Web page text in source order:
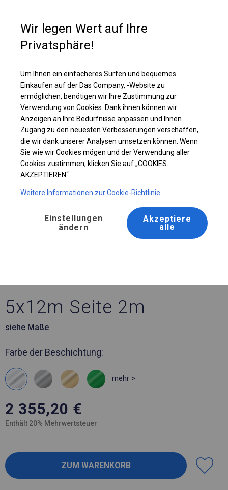
Solides Bankettzelt | 5x12 m
5x12m Seite 2m
siehe Maße
Farbe der Beschichtung:
mehr >
2 355,20 €
Enthält 20% Mehrwertsteuer
Wir legen Wert auf Ihre
Privatsphäre!
Um Ihnen ein einfacheres Surfen und bequemes
Einkaufen auf der Das Company, -Website zu
ermöglichen, benötigen wir Ihre Zustimmung zur
Verwendung von Cookies. Dank ihnen können wir
Anzeigen an Ihre Bedürfnisse anpassen und Ihnen
Zugang zu den neuesten Verbesserungen verschaffen,
die wir dank unserer Analysen umsetzen können. Wenn
Sie wie wir Cookies mögen und der Verwendung aller
Cookies zustimmen, klicken Sie auf „COOKIES
AKZEPTIEREN“.
Weitere Informationen zur Cookie-Richtlinie
Einstellungen
ändern
Akzeptiere
alle